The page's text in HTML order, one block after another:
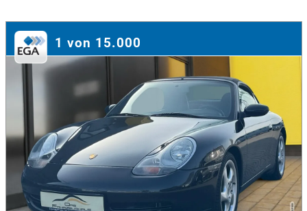
1 von 15.000